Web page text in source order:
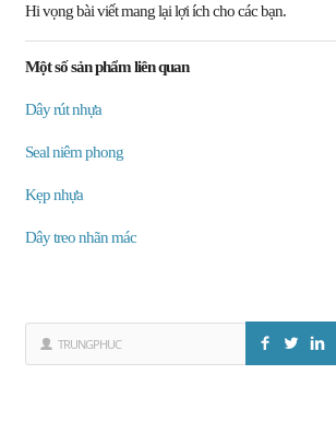
Hi vọng bài viết mang lại lợi ích cho các bạn.
Một số sản phẩm liên quan
Dây rút nhựa
Seal niêm phong
Kẹp nhựa
Dây treo nhãn mác
TRUNGPHUC